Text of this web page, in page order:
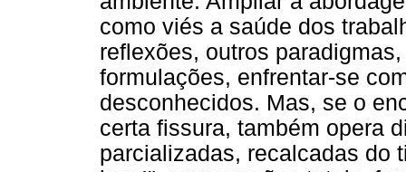
como viés a saúde dos
reflexões, outros
formulações, enfrentar-se
desconhecidos. Mas, se o
certa fissura, também opera
parcializadas, recalcadas do